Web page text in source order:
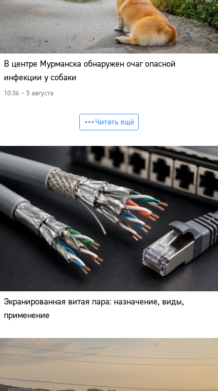
В центре Мурманска обнаружен очаг опасной
инфекции у собаки
10:36 – 5 августа
Читать ещё
Экранированная витая пара: назначение, виды,
применение